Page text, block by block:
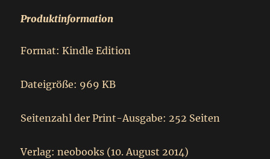
Produktinformation
Format: Kindle Edition
Dateigröße: 969 KB
Seitenzahl der Print-Ausgabe: 252 Seiten
Verlag: neobooks (10. August 2014)